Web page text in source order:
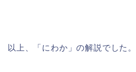
以上、「にわか」の解説でした。